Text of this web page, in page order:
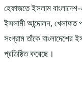
হেফাজতে ইসলাম
ইসলামী আন্দোলন, খেলাফত
সংগ্রাম তাঁকে
প্রতিষ্ঠিত করেছে।